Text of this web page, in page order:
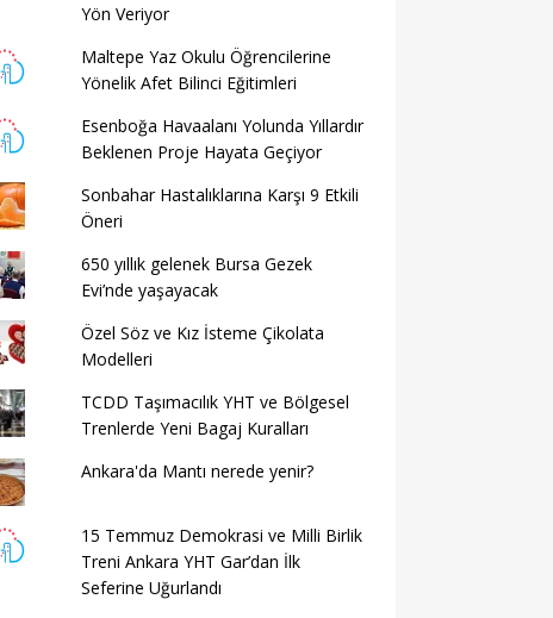
Yön Veriyor
Maltepe Yaz Okulu Öğrencilerine
Yönelik Afet Bilinci Eğitimleri
Esenboğa Havaalanı Yolunda Yıllardır
Beklenen Proje Hayata Geçiyor
Sonbahar Hastalıklarına Karşı 9 Etkili
Öneri
650 yıllık gelenek Bursa Gezek
Evi’nde yaşayacak
Özel Söz ve Kız İsteme Çikolata
Modelleri
TCDD Taşımacılık YHT ve Bölgesel
Trenlerde Yeni Bagaj Kuralları
Ankara'da Mantı nerede yenir?
15 Temmuz Demokrasi ve Milli Birlik
Treni Ankara YHT Gar’dan İlk
Seferine Uğurlandı